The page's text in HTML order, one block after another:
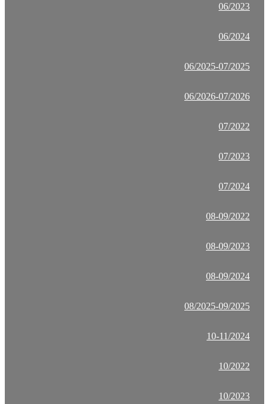
06/2023
06/2024
06/2025-07/2025
06/2026-07/2026
07/2022
07/2023
07/2024
08-09/2022
08-09/2023
08-09/2024
08/2025-09/2025
10-11/2024
10/2022
10/2023